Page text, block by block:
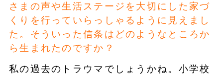
さまの声や生活ステージを大切にした家づ
くりを行っていらっしゃるように見えまし
た。そういった信条はどのようなところか
ら生まれたのですか？
私の過去のトラウマでしょうかね。小学校